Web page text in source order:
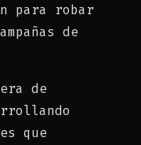
para robar
de
de
que